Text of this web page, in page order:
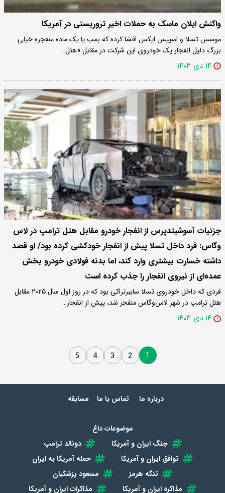
واکنش ایلان ماسک به حملات اخیر تروریستی در آمریکا
موسس تسلا و اسپیس ایکس افشا کرده که بمب یا یک ماده منفجره خیلی
بزرگ دلیل انفجار یک خودروی این شرکت در مقابل «هتل…
۱۴ دی ۱۴۰۳
جزئیات آسوشیتدپرس از انفجار خودرو مقابل هتل ترامپ در لاس
وگاس: فرد داخل تسلا پیش از انفجار خودکشی کرده بود/ او قصد
داشته خسارت بیشتری وارد کند، اما بدنه فولادی خودرو بخش
عمده‌ای از نیروی انفجار را جذب کرده است
فردی که داخل خودروی تسلا سایبرتراکی بود که در روز اول سال ۲۰۲۵ مقابل
هتل ترامپ در شهر لاس‌وگاس منفجر شد، پیش از انفجار…
۱۴ دی ۱۴۰۳
1
2
3
4
5
درباره ما تماس با ما مسابقه
موضوعات داغ
جنگ ایران و آمریکا
دونالد ترامپ
توافق ایران و آمریکا
حمله آمریکا به ایران
تنگه هرمز
مسعود پزشکیان
مذاکره ایران و آمریکا
مذاکرات ایران و آمریکا